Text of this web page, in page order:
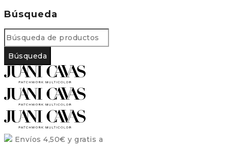
Búsqueda
Envíos 4,50€ y gratis a